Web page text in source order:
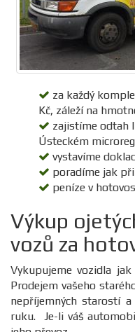
za každý
Kč, záleží na
zajistíme odtah
Ústeckém
vystavíme
poradíme jak
peníze v
Výkup
vozů za
Vykupujeme vozidla
Prodejem vašeho
nepříjemných starostí
ruku. Je-li váš